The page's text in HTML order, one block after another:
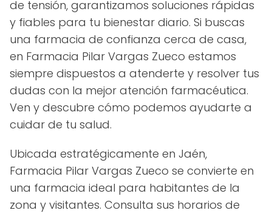
de tensión, garantizamos soluciones rápidas
y fiables para tu bienestar diario. Si buscas
una farmacia de confianza cerca de casa,
en Farmacia Pilar Vargas Zueco estamos
siempre dispuestos a atenderte y resolver tus
dudas con la mejor atención farmacéutica.
Ven y descubre cómo podemos ayudarte a
cuidar de tu salud.
Ubicada estratégicamente en Jaén,
Farmacia Pilar Vargas Zueco se convierte en
una farmacia ideal para habitantes de la
zona y visitantes. Consulta sus horarios de